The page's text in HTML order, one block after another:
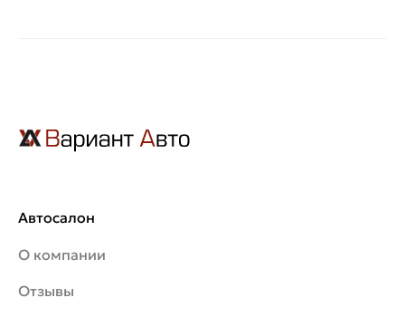
Автосалон
О компании
Отзывы